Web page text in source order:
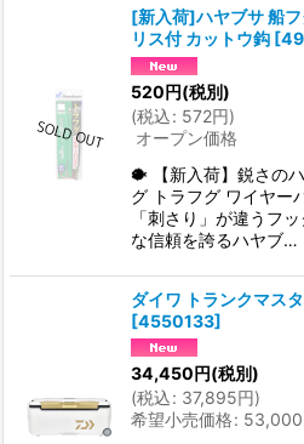
[新入荷]ハヤブサ 船
リス付 カットウ鈎 [
520円(税別)
(税込: 572円)
オープン価格
🐡 【新入荷】鋭さの
グ トラフグ ワイヤー
「刺さり」が違うフ
な信頼を誇るハヤブ…
ダイワ トランクマス
[4550133]
34,450 円(税別)
(税込: 37,895円)
希望小売価格: 53,000